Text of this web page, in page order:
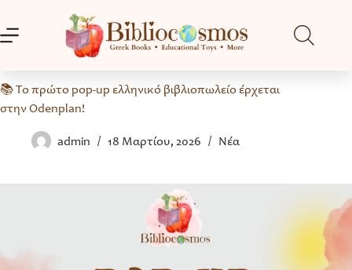
περιεχόμενο
📚 Το πρώτο pop-up ελληνικό βιβλιοπωλείο έρχεται
στην Odenplan!
admin 18 Μαρτίου, 2026 Νέα